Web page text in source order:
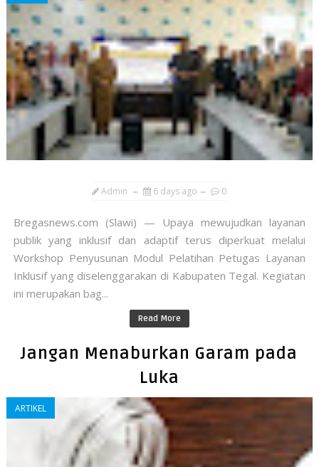
Admin 6 days ago 0
Bregasnews.com (​Slawi) — Upaya mewujudkan layanan
publik yang inklusif dan adaptif terus diperkuat melalui
Workshop Penyusunan Modul Pelatihan Petugas Layanan
Inklusif yang diselenggarakan di Kabupaten Tegal. Kegiatan
ini merupakan bag...
Read More
Jangan Menaburkan Garam pada
Luka
ARTIKEL